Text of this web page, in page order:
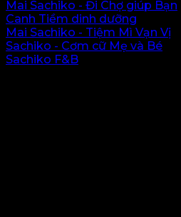
Mai Sachiko - Đi Chợ giúp Bạn
Canh Tiềm dinh dưỡng
Mai Sachiko - Tiệm Mì Vạn Vị
Sachiko - Cơm cữ Mẹ và Bé
Sachiko F&B